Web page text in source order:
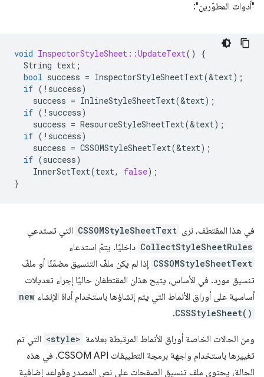
"أدوات المطوّرين":
void InspectorStyleSheet::UpdateText()
{
String text ;
bool success = InspectorStyleSheetText(&text);
if ( ! success)
success = InlineStyleSheetText(&text);
if ( ! success)
success = ResourceStyleSheetText(&text);
if ( ! success)
success = CSSOMStyleSheetText(&text);
if (success)
InnerSetText(text, false);
}
في هذا المقتطف، نرى CSSOMStyleSheetText التي تستدعي
CollectStyleSheetRules داخليًا. يتمّ استدعاء
CSSOMStyleSheetText إذا لم يكن ملفّ التنسيق مضمّنًا أو ملفّ
تنسيق مورد. في الأساس، يتيح هذان المقتطفان حاليًا إجراء تعديلات
أساسية على أوراق الأنماط التي يتم إنشاؤها باستخدام أداة الإنشاء new
CSSStyleSheet()
.
ومن الحالات الخاصة أوراق الأنماط المرتبطة بعلامة <style> التي تم
تغييرها باستخدام واجهة برمجة التطبيقات CSSOM API. في هذه
الحالة، يحتوي ملف تنسيق الصفحات على نص المصدر وقواعد إضافية